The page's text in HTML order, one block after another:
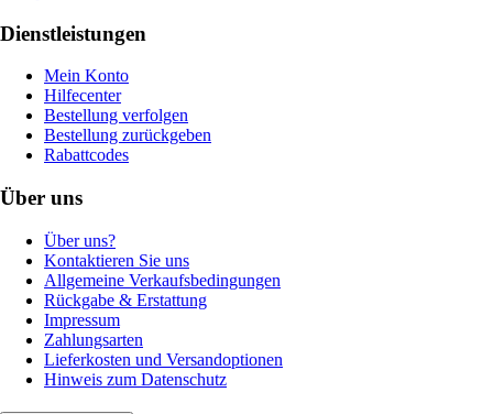
Dienstleistungen
Mein Konto
Hilfecenter
Bestellung verfolgen
Bestellung zurückgeben
Rabattcodes
Über uns
Über uns?
Kontaktieren Sie uns
Allgemeine Verkaufsbedingungen
Rückgabe & Erstattung
Impressum
Zahlungsarten
Lieferkosten und Versandoptionen
Hinweis zum Datenschutz